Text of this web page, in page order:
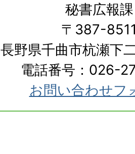
秘書広報課
〒387-
長野県千曲市杭瀬下
電話番号：026-
お問い合わせフ